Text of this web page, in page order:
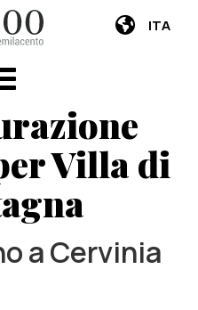
ITA
Villa di
a Cervinia